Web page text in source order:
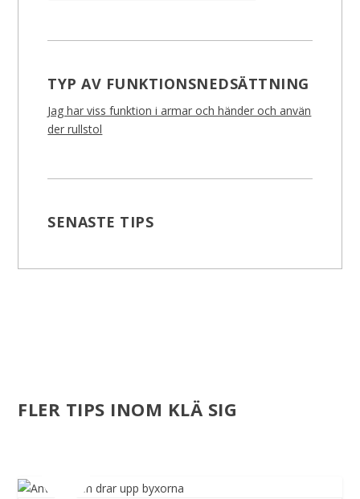
TYP AV FUNKTIONSNEDSÄTTNING
Jag har viss funktion i armar och händer och använ
der rullstol
SENASTE TIPS
FLER TIPS INOM KLÄ SIG